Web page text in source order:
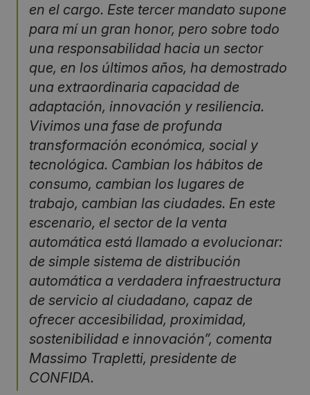
en el cargo. Este tercer mandato supone
para mí un gran honor, pero sobre todo
una responsabilidad hacia un sector
que, en los últimos años, ha demostrado
una extraordinaria capacidad de
adaptación, innovación y resiliencia.
Vivimos una fase de profunda
transformación económica, social y
tecnológica. Cambian los hábitos de
consumo, cambian los lugares de
trabajo, cambian las ciudades. En este
escenario, el sector de la venta
automática está llamado a evolucionar:
de simple sistema de distribución
automática a verdadera infraestructura
de servicio al ciudadano, capaz de
ofrecer accesibilidad, proximidad,
sostenibilidad e innovación”, comenta
Massimo Trapletti, presidente de
CONFIDA.